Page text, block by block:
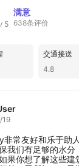
/ 5
满意
638条评价
交通接送
4.8
19
非常友好和乐于助
我们有足够的水分
果你想了解这些建